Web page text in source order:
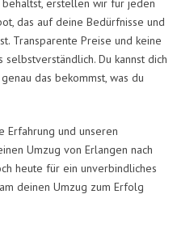
erstellen wir für jeden
das auf deine Bedürfnisse und
Transparente Preise und keine
Du kannst dich
das bekommst, was du
Erfahrung und unseren
Umzug von Erlangen nach
heute für ein unverbindliches
deinen Umzug zum Erfolg